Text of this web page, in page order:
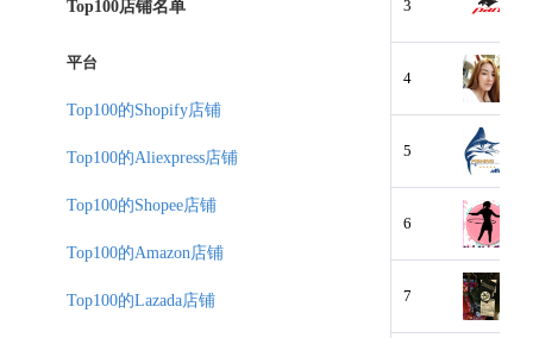
3
4
5
6
7
Top100店铺名单
平台
Top100的Shopify店铺
Top100的Aliexpress店铺
Top100的Shopee店铺
Top100的Amazon店铺
Top100的Lazada店铺